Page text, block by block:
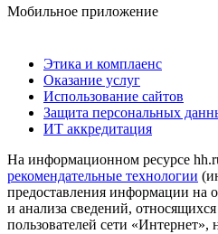
Мобильное приложение
Этика и комплаенс
Оказание услуг
Использование сайтов
Защита персональных
ИТ аккредитация
На информационном ресурсе
рекомендательные технологии
предоставления информации на
и анализа сведений,
пользователей сети «Интернет»,